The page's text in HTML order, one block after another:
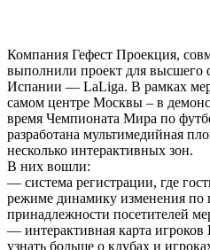
Компания Гефест Проекция,
выполнили проект для высшего
Испании — LaLiga. В рамках
самом центре Москвы – в
время Чемпионата Мира по
разработана мультимедийная
несколько интерактивных зон.
В них вошли:
— система регистрации, где
режиме динамику изменения по
принадлежности посетителей
— интерактивная карта
узнать больше о клубах и